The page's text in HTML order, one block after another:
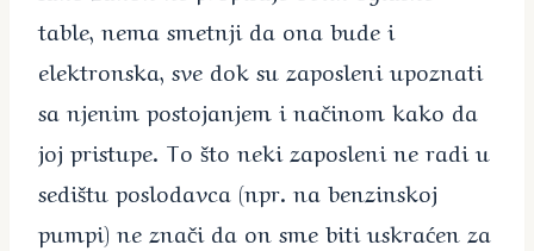
table, nema smetnji da ona bude i
elektronska, sve dok su zaposleni upoznati
sa njenim postojanjem i načinom kako da
joj pristupe. To što neki zaposleni ne radi u
sedištu poslodavca (npr. na benzinskoj
pumpi) ne znači da on sme biti uskraćen za